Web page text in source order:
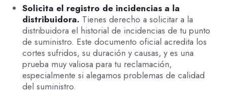
Solicita el registro de incidencias a la
distribuidora. Tienes derecho a solicitar a la
distribuidora el historial de incidencias de tu punto
de suministro. Este documento oficial acredita los
cortes sufridos, su duración y causas, y es una
prueba muy valiosa para tu reclamación,
especialmente si alegamos problemas de calidad
del suministro.